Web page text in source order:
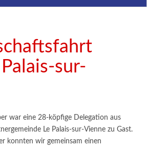
sur-
war eine 28-köpfige Delegation aus
Le Palais-sur-Vienne zu Gast.
konnten wir gemeinsam einen